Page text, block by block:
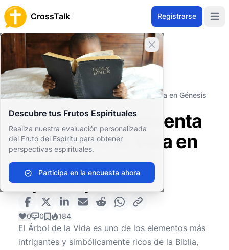
CrossTalk Registrarse
Cerrar banner
Descubre tus Frutos Espirituales
Realiza nuestra evaluación personalizada
del Fruto del Espíritu para obtener
perspectivas espirituales.
Participa en la encuesta ahora
Inicio
Archivo de Preguntas
Eventos y Símbolos Religiosos
Símbolos bíblicos
¿Cómo se representa el Árbol de la Vida en Génesis
¿Cómo se representa
el Árbol de la Vida en
Génesis y
Apocalipsis?
0 0 184
El Árbol de la Vida es uno de los elementos más
intrigantes y simbólicamente ricos de la Biblia,